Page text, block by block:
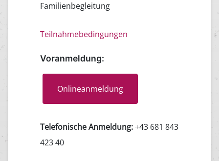
Familienbegleitung
Teilnahmebedingungen
Voranmeldung:
Onlineanmeldung
Telefonische Anmeldung:+43 681 843
423 40